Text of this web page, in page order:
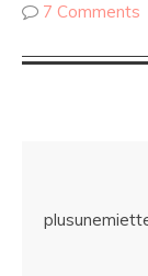
7 Comments